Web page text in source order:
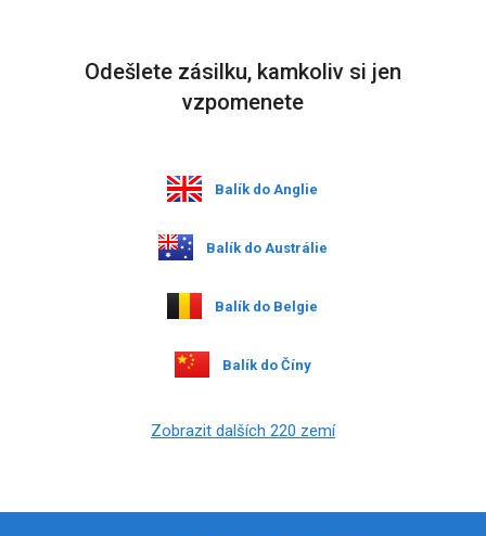
Odešlete zásilku, kamkoliv si jen
vzpomenete
Balík do Anglie
Balík do Austrálie
Balík do Belgie
Balík do Číny
Zobrazit dalších 220 zemí